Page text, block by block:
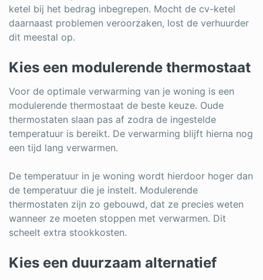
ketel bij het bedrag inbegrepen. Mocht de cv-ketel
daarnaast problemen veroorzaken, lost de verhuurder
dit meestal op.
Kies een modulerende thermostaat
Voor de optimale verwarming van je woning is een
modulerende thermostaat de beste keuze. Oude
thermostaten slaan pas af zodra de ingestelde
temperatuur is bereikt. De verwarming blijft hierna nog
een tijd lang verwarmen.
De temperatuur in je woning wordt hierdoor hoger dan
de temperatuur die je instelt. Modulerende
thermostaten zijn zo gebouwd, dat ze precies weten
wanneer ze moeten stoppen met verwarmen. Dit
scheelt extra stookkosten.
Kies een duurzaam alternatief